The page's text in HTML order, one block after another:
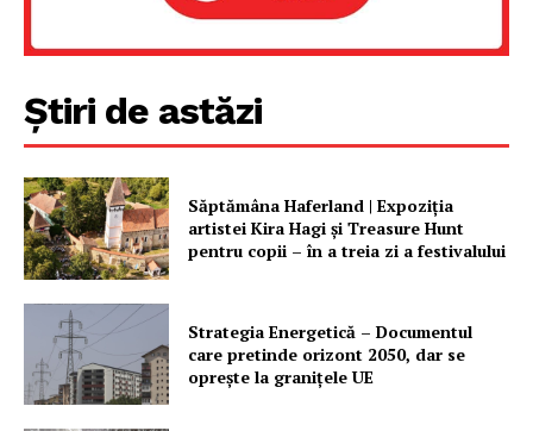
Știri de astăzi
Săptămâna Haferland | Expoziţia
artistei Kira Hagi şi Treasure Hunt
pentru copii – în a treia zi a festivalului
Strategia Energetică – Documentul
care pretinde orizont 2050, dar se
oprește la granițele UE